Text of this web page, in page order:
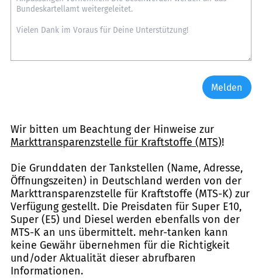
Melden
Wir bitten um Beachtung der Hinweise zur
Markttransparenzstelle für Kraftstoffe (MTS)!
Die Grunddaten der Tankstellen (Name, Adresse,
Öffnungszeiten) in Deutschland werden von der
Markttransparenzstelle für Kraftstoffe (MTS-K) zur
Verfügung gestellt. Die Preisdaten für Super E10,
Super (E5) und Diesel werden ebenfalls von der
MTS-K an uns übermittelt. mehr-tanken kann
keine Gewähr übernehmen für die Richtigkeit
und/oder Aktualität dieser abrufbaren
Informationen.